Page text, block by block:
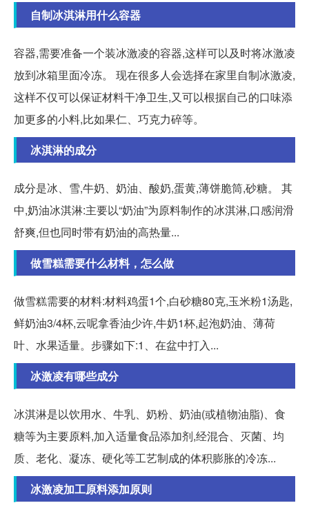
自制冰淇淋用什么容器
容器,需要准备一个装冰激凌的容器,这样可以及时将冰激凌
放到冰箱里面冷冻。 现在很多人会选择在家里自制冰激凌,
这样不仅可以保证材料干净卫生,又可以根据自己的口味添
加更多的小料,比如果仁、巧克力碎等。
冰淇淋的成分
成分是冰、雪,牛奶、奶油、酸奶,蛋黄,薄饼脆筒,砂糖。 其
中,奶油冰淇淋:主要以“奶油”为原料制作的冰淇淋,口感润滑
舒爽,但也同时带有奶油的高热量...
做雪糕需要什么材料，怎么做
做雪糕需要的材料:材料鸡蛋1个,白砂糖80克,玉米粉1汤匙,
鲜奶油3/4杯,云呢拿香油少许,牛奶1杯,起泡奶油、薄荷
叶、水果适量。步骤如下:1、在盆中打入...
冰激凌有哪些成分
冰淇淋是以饮用水、牛乳、奶粉、奶油(或植物油脂)、食
糖等为主要原料,加入适量食品添加剂,经混合、灭菌、均
质、老化、凝冻、硬化等工艺制成的体积膨胀的冷冻...
冰激凌加工原料添加原则